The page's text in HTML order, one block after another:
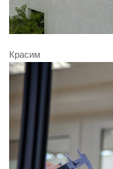
Красим